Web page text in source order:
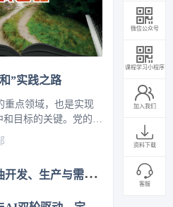
”实践之路
重点领域，也是实现
和目标的关键。党的二
，积极稳妥推进碳达
、减污、扩绿、增
费，逐步转向碳排放2
025国内外石油开发、生产与需求述评-目录
微信公众号
课程学习小程序
加入我们
资料下载
客服